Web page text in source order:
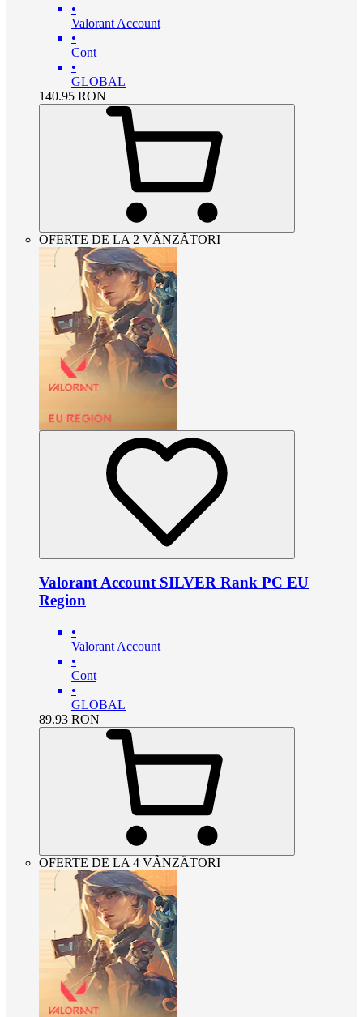
•
Valorant Account
•
Cont
•
GLOBAL
140.95 RON
OFERTE DE LA 2 VÂNZĂTORI
Valorant Account SILVER Rank PC EU
Region
•
Valorant Account
•
Cont
•
GLOBAL
89.93 RON
OFERTE DE LA 4 VÂNZĂTORI